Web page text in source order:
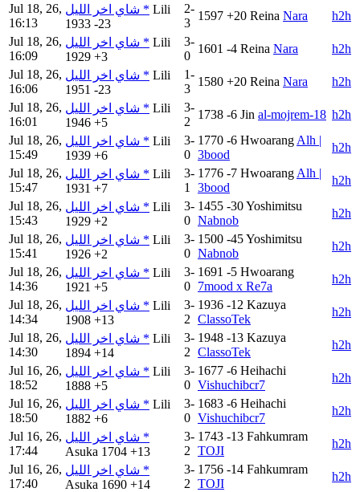
Jul 18, 26,
16:13
شاي اخر الليل * Lili
1933 -23
2-
3
1597 +20 Reina Nara
h2h
Jul 18, 26,
16:09
شاي اخر الليل * Lili
1929 +3
3-
0
1601 -4 Reina Nara
h2h
Jul 18, 26,
16:06
شاي اخر الليل * Lili
1951 -23
1-
3
1580 +20 Reina Nara
h2h
Jul 18, 26,
16:01
شاي اخر الليل * Lili
1946 +5
3-
2
1738 -6 Jin al-mojrem-18 h2h
Jul 18, 26,
15:49
شاي اخر الليل * Lili
1939 +6
3-
0
1770 -6 Hwoarang Alh |
3bood
h2h
Jul 18, 26,
15:47
شاي اخر الليل * Lili
1931 +7
3-
1
1776 -7 Hwoarang Alh |
3bood
h2h
Jul 18, 26,
15:43
شاي اخر الليل * Lili
1929 +2
3-
0
1455 -30Yoshimitsu
Nabnob
h2h
Jul 18, 26,
15:41
شاي اخر الليل * Lili
1926 +2
3-
0
1500 -45Yoshimitsu
Nabnob
h2h
Jul 18, 26,
14:36
شاي اخر الليل * Lili
1921 +5
3-
0
1691 -5 Hwoarang
7mood x Re7a
h2h
Jul 18, 26,
14:34
شاي اخر الليل * Lili
1908 +13
3-
2
1936 -12 Kazuya
ClassoTek
h2h
Jul 18, 26,
14:30
شاي اخر الليل * Lili
1894 +14
3-
2
1948 -13 Kazuya
ClassoTek
h2h
Jul 16, 26,
18:52
شاي اخر الليل * Lili
1888 +5
3-
0
1677 -6 Heihachi
Vishuchibcr7
h2h
Jul 16, 26,
18:50
شاي اخر الليل * Lili
1882 +6
3-
0
1683 -6 Heihachi
Vishuchibcr7
h2h
Jul 16, 26,
17:44
شاي اخر الليل *
Asuka 1704 +13
3-
2
1743 -13 Fahkumram
TOJI
h2h
Jul 16, 26,
17:40
شاي اخر الليل *
Asuka 1690 +14
3-
2
1756 -14 Fahkumram
TOJI
h2h